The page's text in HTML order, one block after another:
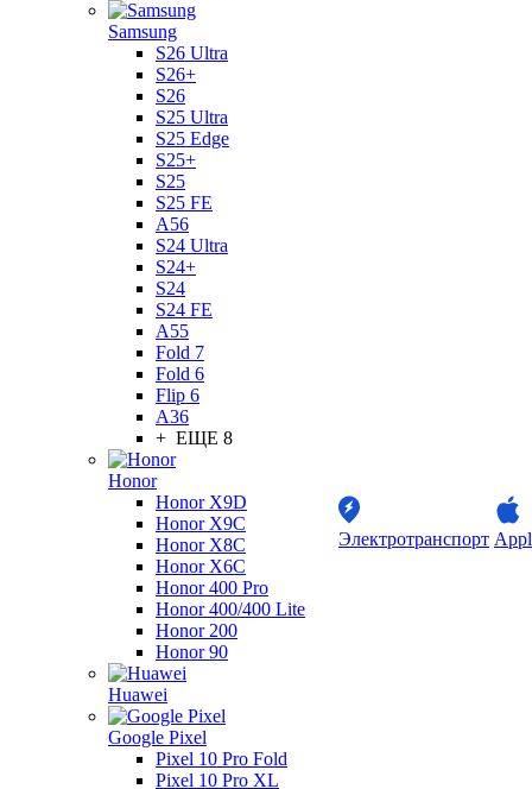
Samsung
S26 Ultra
S26+
S26
S25 Ultra
S25 Edge
S25+
S25
S25 FE
A56
S24 Ultra
S24+
S24
S24 FE
A55
Fold 7
Fold 6
Flip 6
A36
+ ЕЩЕ 8
Honor
Honor X9D
Honor X9C
Honor X8C
Honor X6C
Honor 400 Pro
Honor 400/400 Lite
Honor 200
Honor 90
Huawei
Google Pixel
Pixel 10 Pro Fold
Pixel 10 Pro XL
Электротранспорт